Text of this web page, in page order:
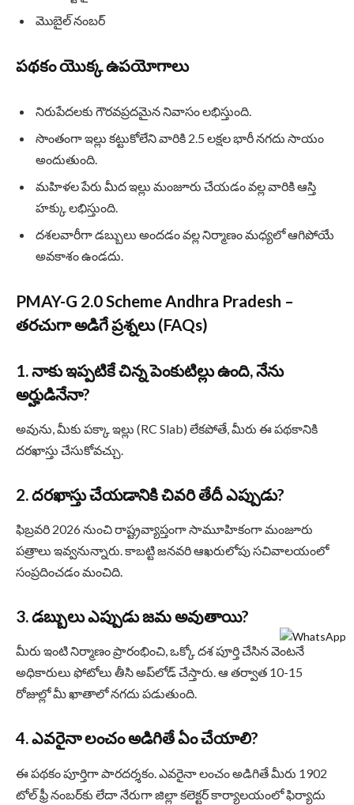
మొబైల్ నంబర్
పథకం యొక్క ఉపయోగాలు
నిరుపేదలకు గౌరవప్రదమైన నివాసం లభిస్తుంది.
సొంతంగా ఇల్లు కట్టుకోలేని వారికి 2.5 లక్షల భారీ నగదు సాయం
అందుతుంది.
మహిళల పేరు మీద ఇల్లు మంజూరు చేయడం వల్ల వారికి ఆస్తి
హక్కు లభిస్తుంది.
దశలవారీగా డబ్బులు అందడం వల్ల నిర్మాణం మధ్యలో ఆగిపోయే
అవకాశం ఉండదు.
PMAY-G 2.0 Scheme Andhra Pradesh –
తరచుగా అడిగే ప్రశ్నలు (FAQs)
1. నాకు ఇప్పటికే చిన్న పెంకుటిల్లు ఉంది, నేను
అర్హుడినేనా?
అవును, మీకు పక్కా ఇల్లు (RC Slab) లేకపోతే, మీరు ఈ పథకానికి
దరఖాస్తు చేసుకోవచ్చు.
2. దరఖాస్తు చేయడానికి చివరి తేదీ ఎప్పుడు?
ఫిబ్రవరి 2026 నుంచి రాష్ట్రవ్యాప్తంగా సామూహికంగా మంజూరు
పత్రాలు ఇవ్వనున్నారు. కాబట్టి జనవరి ఆఖరులోపు సచివాలయంలో
సంప్రదించడం మంచిది.
3. డబ్బులు ఎప్పుడు జమ అవుతాయి?
మీరు ఇంటి నిర్మాణం ప్రారంభించి, ఒక్కో దశ పూర్తి చేసిన వెంటనే
అధికారులు ఫోటోలు తీసి అప్‌లోడ్ చేస్తారు. ఆ తర్వాత 10-15
రోజుల్లో మీ ఖాతాలో నగదు పడుతుంది.
4. ఎవరైనా లంచం అడిగితే ఏం చేయాలి?
ఈ పథకం పూర్తిగా పారదర్శకం. ఎవరైనా లంచం అడిగితే మీరు 1902
టోల్ ఫ్రీ నంబర్‌కు లేదా నేరుగా జిల్లా కలెక్టర్ కార్యాలయంలో ఫిర్యాదు